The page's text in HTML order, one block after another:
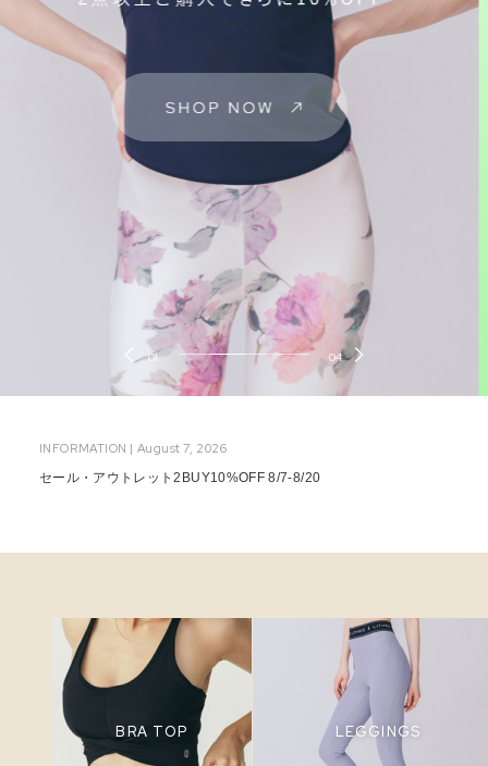
INFORMATION | August 7, 2026
セール・アウトレット2BUY10%OFF 8/7-8/20
BRA TOP LEGGINGS